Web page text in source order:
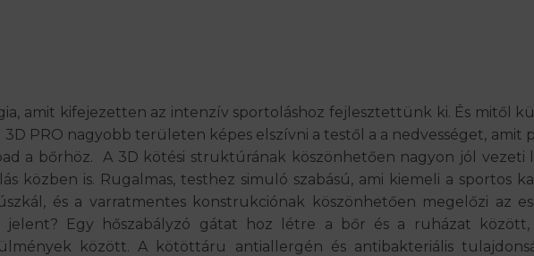
amit kifejezetten az intenzív sportoláshoz fejlesztettünk ki. És mitől
PRO nagyobb területen képes elszívni a testől a a nedvességet, amit
a bőrhöz. A 3D kötési struktúrának köszönhetően nagyon jól vezeti
közben is. Rugalmas, testhez simuló szabású, ami kiemeli a sportos
és a varratmentes konstrukciónak köszönhetően megelőzi az
jelent? Egy hőszabályzó gátat hoz létre a bőr és a ruházat között,
között. A kötöttáru antiallergén és antibakteriális